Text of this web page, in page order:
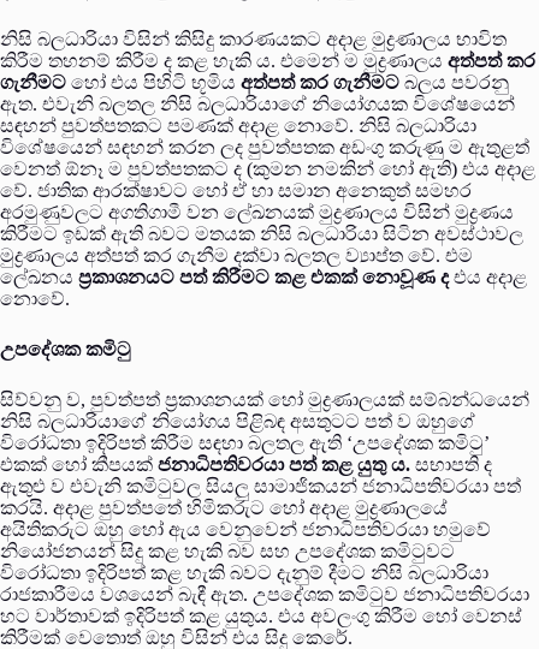
නිසි බලධාරියා විසින් කිසිදු කාරණයකට අදාළ මුද්‍රණාලය භාවිත
කිරීම තහනම් කිරීම ද කළ හැකි ය. එමෙන් ම මුද්‍රණාලය අත්පත් කර
ගැනීමට හෝ එය පිහිටි භූමිය අත්පත් කර ගැනීමට බලය පවරනු
ඇත. එවැනි බලතල නිසි බලධාරියාගේ නියෝගයක විශේෂයෙන්
සඳහන් පුවත්පතකට පමණක් අදාළ නොවේ. නිසි බලධාරියා
විශේෂයෙන් සඳහන් කරන ලද පුවත්පතක අඩංගු කරුණු ම ඇතුළත්
වෙනත් ඕනෑ ම පුවත්පතකට ද (කුමන නමකින් හෝ ඇති) එය අදාළ
වේ. ජාතික ආරක්ෂාවට හෝ ඒ හා සමාන අනෙකුත් සමහර
අරමුණුවලට අගතිගාමී වන ලේඛනයක් මුද්‍රණාලය විසින් මුද්‍රණය
කිරීමට ඉඩක් ඇති බවට මතයක නිසි බලධාරියා සිටින අවස්ථාවල
මුද්‍රණාලය අත්පත් කර ගැනීම දක්වා බලතල ව්‍යාප්ත වේ. එම
ලේඛනය ප්‍රකාශනයට පත් කිරීමට කළ එකක් නොවූණ දඑය අදාළ
නොවේ.
උපදේශක කමිටු
සිව්වනු ව, පුවත්පත් ප්‍රකාශනයක් හෝ මුද්‍රණාලයක් සම්බන්ධයෙන්
නිසි බලධාරියාගේ නියෝගය පිළිබඳ අසතුටට පත් ව ඔහුගේ
විරෝධතා ඉදිරිපත් කිරීම සඳහා බලතල ඇති ‘උපදේශක කමිටු’
එකක් හෝ කීපයක් ජනාධිපතිවරයා පත් කළ යුතු ය. සභාපති ද
ඇතුළු ව එවැනි කමිටුවල සියලු සාමාජිකයන් ජනාධිපතිවරයා පත්
කරයි. අදාළ පුවත්පතේ හිමිකරුට හෝ අදාළ මුද්‍රණාලයේ
අයිතිකරුට ඔහු හෝ ඇය වෙනුවෙන් ජනාධිපතිවරයා හමුවේ
නියෝජනයන් සිදු කළ හැකි බව සහ උපදේශක කමිටුවට
විරෝධතා ඉදිරිපත් කළ හැකි බවට දැනුම් දීමට නිසි බලධාරියා
රාජකාරීමය වශයෙන් බැඳී ඇත. උපදේශක කමිටුව ජනාධිපතිවරයා
හට වාර්තාවක් ඉදිරිපත් කළ යුතුය. එය අවලංගු කිරීම හෝ වෙනස්
කිරීමක් වෙතොත් ඔහු විසින් එය සිදු කෙරේ.